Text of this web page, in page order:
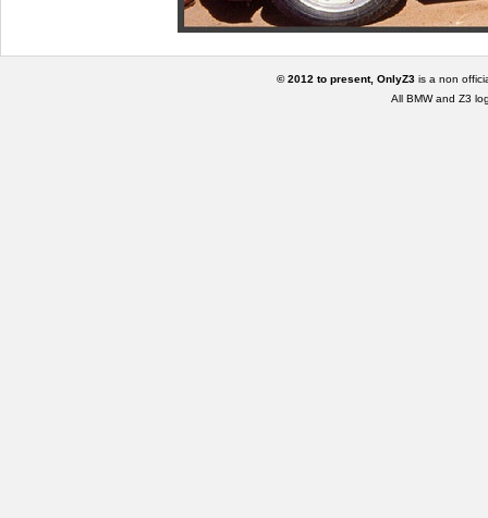
© 2012 to present, OnlyZ3 is a non
All BMW and Z3